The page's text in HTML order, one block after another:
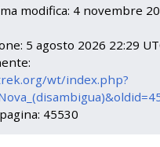
modifica: 4 novembre
5 agosto 2026 22:29
wt/index.php?
45530